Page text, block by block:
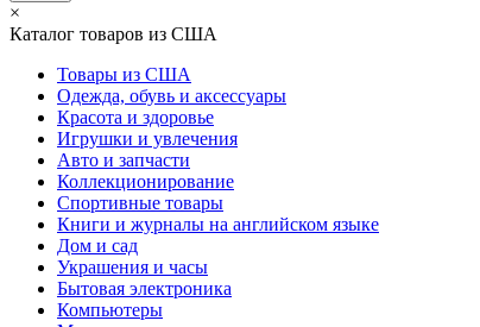
×
Каталог товаров из США
Товары из США
Одежда, обувь и аксессуары
Красота и здоровье
Игрушки и увлечения
Авто и запчасти
Коллекционирование
Спортивные товары
Книги и журналы на английском языке
Дом и сад
Украшения и часы
Бытовая электроника
Компьютеры